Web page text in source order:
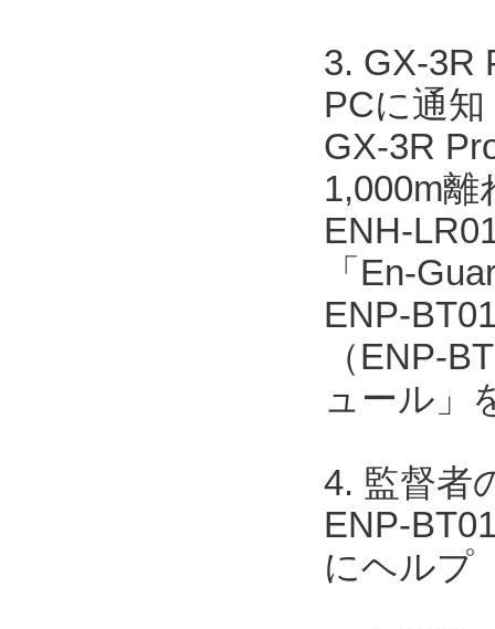
3. GX-3R
PCに通知
GX-3R
1,000m離
ENH-
「En-
ENP-
（ENP-
ュール」
4. 監督者
ENP-
にヘルプ